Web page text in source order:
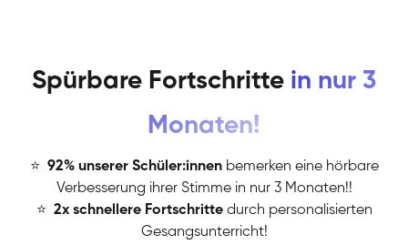
Spürbare Fortschritte in nur 3
Monaten!
⭐ 92% unserer Schüler:innen bemerken eine hörbare
Verbesserung ihrer Stimme in nur 3 Monaten!!
⭐ 2x schnellere Fortschritte durch personalisierten
Gesangsunterricht!